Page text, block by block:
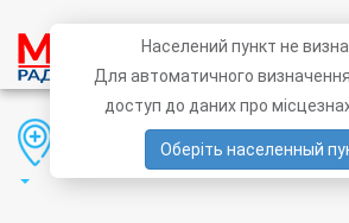
Область Район
Населений пункт не
Для автоматичного
доступ до даних про
Оберіть населенный